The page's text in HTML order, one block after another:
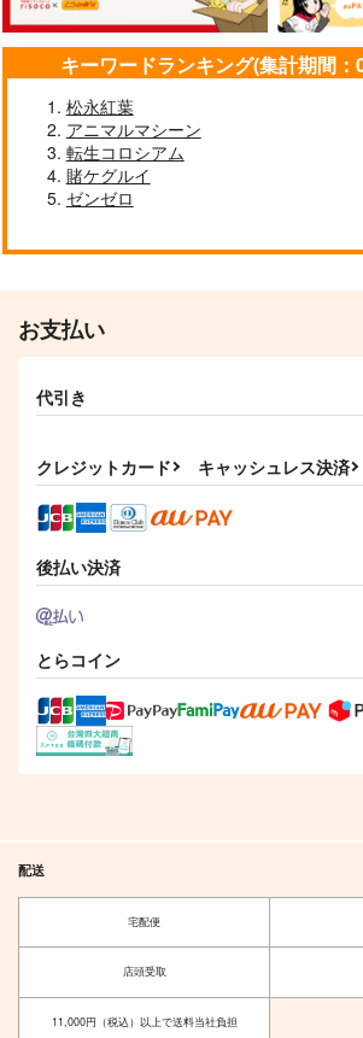
キーワードランキング(集計期間
松永紅葉
アニマルマシーン
転生コロシアム
賭ケグルイ
ゼンゼロ
お支払い
代引き
クレジットカード キャッシュレス決済
後払い決済
とらコイン
配送
宅配便
店頭受取
11,000円（税込）以上で送料当社負担